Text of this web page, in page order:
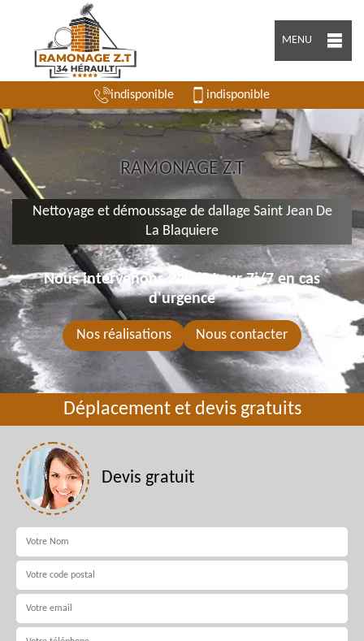
MENU
indisponible indisponible
RAMONAGE Z.T
Nettoyage et démoussage de dallage Saint Jean De
La Blaquiere
Nous intervenons 24h/24 sur 7j/7 en cas
d'urgence
Nos réalisations Nous contacter
Déplacement et devis gratuits
Devis gratuit